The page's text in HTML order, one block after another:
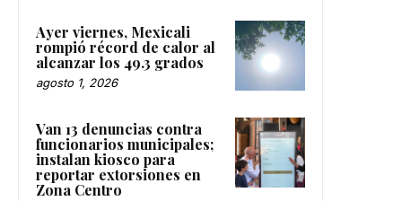
Ayer viernes, Mexicali
rompió récord de calor al
alcanzar los 49.3 grados
agosto 1, 2026
Van 13 denuncias contra
funcionarios municipales;
instalan kiosco para
reportar extorsiones en
Zona Centro